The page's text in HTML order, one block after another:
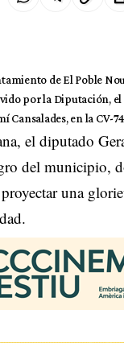
de El Poble
por la Diputación,
Cansalades, en la CV-
el diputado
del municipio,
una